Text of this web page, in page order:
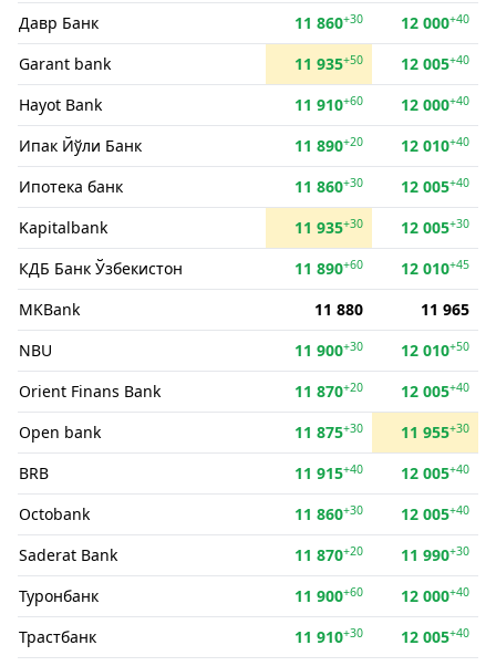
Давр Банк 11 860+30 12 000+40
Garant bank 11 935+50 12 005+40
Hayot Bank 11 910+60 12 000+40
Ипак Йўли Банк 11 890+20 12 010+40
Ипотека банк 11 860+30 12 005+40
Kapitalbank 11 935+30 12 005+30
КДБ Банк Ўзбекистон 11 890+60 12 010+45
MKBank 11 880
11 965
NBU
11 900+30 12 010+50
Orient Finans Bank 11 870+20 12 005+40
Open bank 11 875+30 11 955+30
BRB 11 915+40 12 005+40
Octobank 11 860+30 12 005+40
Saderat Bank 11 870+20 11 990+30
Туронбанк 11 900+60 12 000+40
Трастбанк 11 910+30 12 005+40